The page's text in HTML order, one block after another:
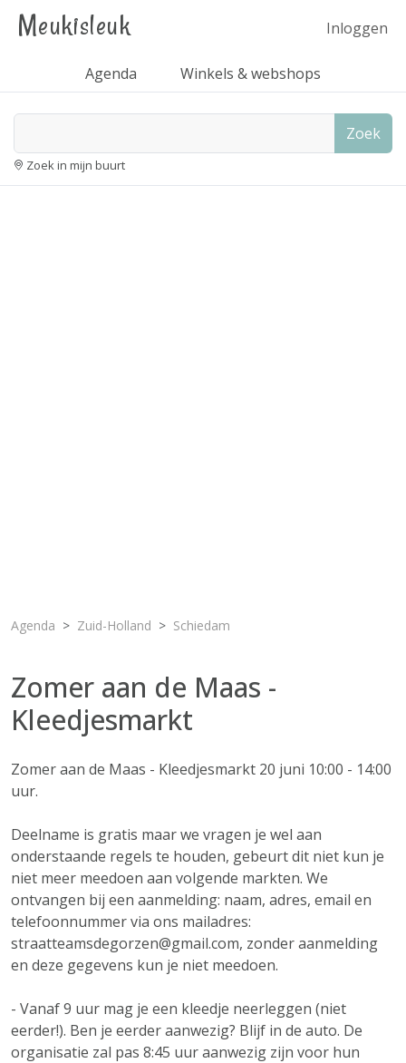
Meukisleuk Inloggen
Agenda Winkels & webshops
Zoek
Zoek in mijn buurt
Agenda Zuid-Holland Schiedam
Zomer aan de Maas -
Kleedjesmarkt
Zomer aan de Maas - Kleedjesmarkt 20 juni 10:00 - 14:00
uur.
Deelname is gratis maar we vragen je wel aan
onderstaande regels te houden, gebeurt dit niet kun je
niet meer meedoen aan volgende markten. We
ontvangen bij een aanmelding: naam, adres, email en
telefoonnummer via ons mailadres:
straatteamsdegorzen@gmail.com, zonder aanmelding
en deze gegevens kun je niet meedoen.
- Vanaf 9 uur mag je een kleedje neerleggen (niet
eerder!). Ben je eerder aanwezig? Blijf in de auto. De
organisatie zal pas 8:45 uur aanwezig zijn voor hun